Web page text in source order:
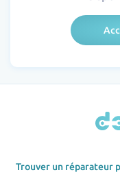
Trouver un réparateur